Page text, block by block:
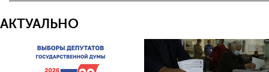
АКТУАЛЬНО